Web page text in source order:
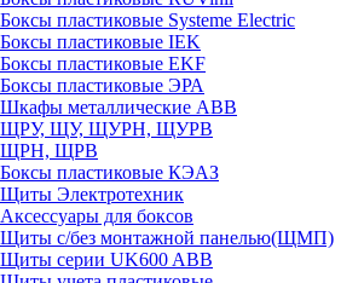
Боксы пластиковые Systeme Electric
Боксы пластиковые IEK
Боксы пластиковые EKF
Боксы пластиковые ЭРА
Шкафы металлические ABB
ЩРУ, ЩУ, ЩУРН, ЩУРВ
ЩРН, ЩРВ
Боксы пластиковые КЭАЗ
Щиты Электротехник
Аксессуары для боксов
Щиты с/без монтажной панелью(ЩМП)
Щиты серии UK600 ABB